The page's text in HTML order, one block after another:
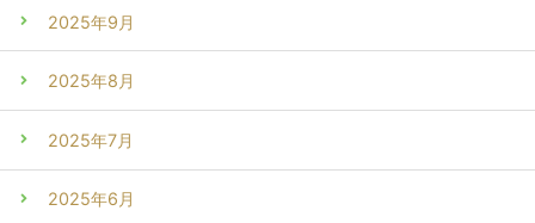
2025年9月
2025年8月
2025年7月
2025年6月